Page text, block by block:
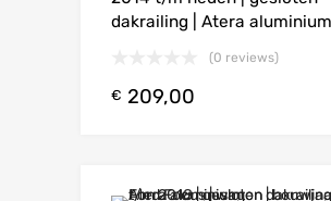
dakrailing | Atera aluminium
(0 reviews)
€ 209,00